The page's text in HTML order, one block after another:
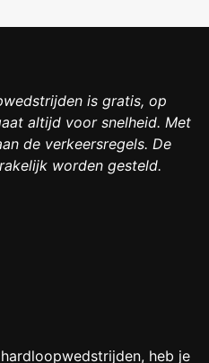
is gratis, op
altijd voor snelheid. Met
de verkeersregels. De
worden gesteld.
heb je